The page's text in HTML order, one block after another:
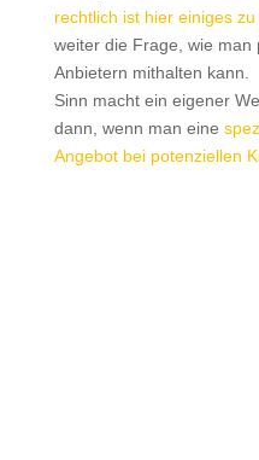
rechtlich ist hier einiges
weiter die Frage, wie
Anbietern mithalten kann.
Sinn macht ein eigener
dann, wenn man eine
Angebot bei potenziellen